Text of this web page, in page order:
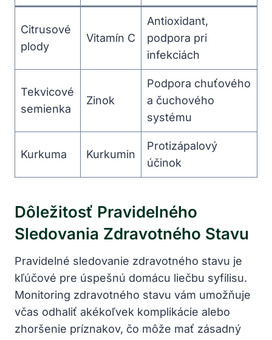
Citrusové
plody
Vitamín C
Antioxidant,
podpora pri
infekciách
Tekvicové
semienka
Zinok
Podpora‍ chuťového
a čuchového
systému
Kurkuma Kurkumin
Protizápalový
účinok
Dôležitosť ‌pravidelného
Sledovania Zdravotného Stavu
Pravidelné sledovanie zdravotného stavu je
kľúčové pre úspešnú domácu ‍liečbu syfilisu.
⁣Monitoring zdravotného stavu vám umožňuje
včas odhaliť akékoľvek komplikácie alebo
zhoršenie príznakov,⁤ čo môže‍ mať zásadný